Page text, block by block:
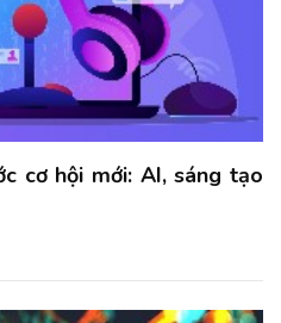
cơ hội mới: AI, sáng tạo